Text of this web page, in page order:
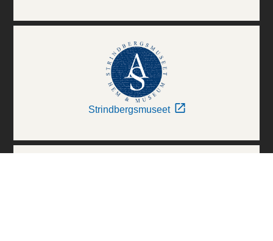
Strindbergsmuseet